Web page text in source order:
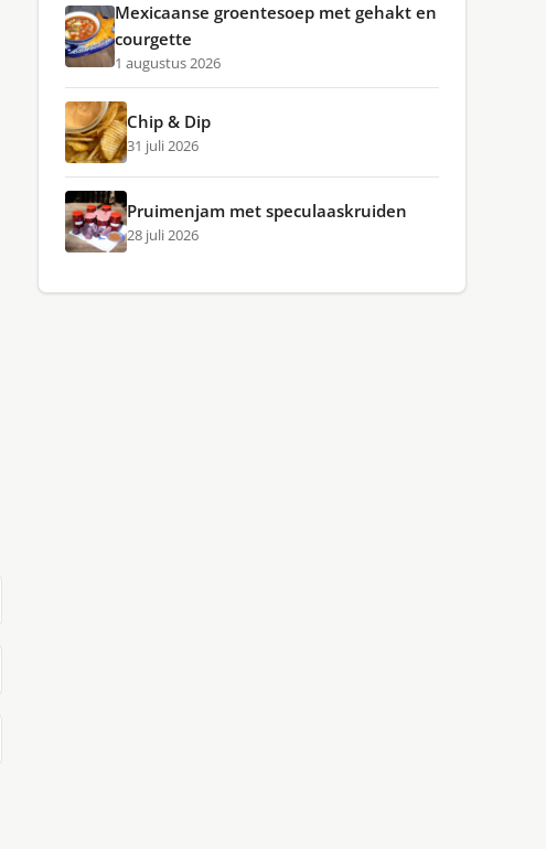
Mexicaanse groentesoep met gehakt en
courgette
1 augustus 2026
Chip & Dip
31 juli 2026
Pruimenjam met speculaaskruiden
28 juli 2026